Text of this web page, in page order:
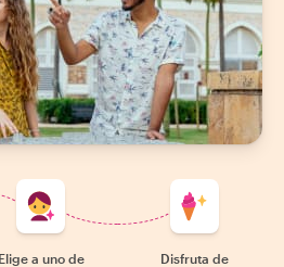
Elige a uno de
Disfruta de